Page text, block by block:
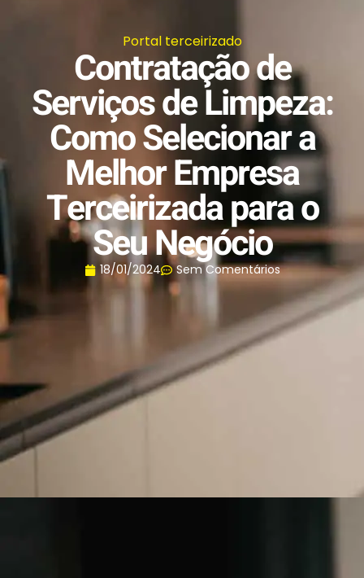
Portal terceirizado
Contratação de
Serviços de Limpeza:
Como Selecionar a
Melhor Empresa
Terceirizada para o
Seu Negócio
18/01/2024 Sem Comentários